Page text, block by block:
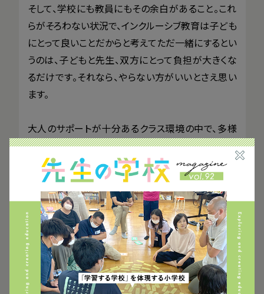
そして、学校にも教員にもその余白があること。これ
らがそろわない状況で、インクルーシブ教育は子ども
にとって良いことだからと考えてただ一緒にするとい
うのは、子どもと先生、双方にとって負担が大きくな
るだけです。それなら、やらない方がいいとさえ思い
ます。
大人のサポートが十分あるクラス環境の中で、多様
な生徒が、自分たちの居場所を持ち、足りないところ
を補い合って1つのチームとしてやっていけることが、
子どもたちの「あ、大丈夫だ。違うタイプの子とも一
緒にやっていけるな」と実感できる“いい経験”になっ
ていきます。
そんな“いい経験”ができるようなサポート体制が整
っていれば最高ですが、そうでないなら、少しステッ
プバックしてみようか、といった意見が現場からは出